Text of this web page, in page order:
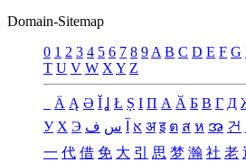
Domain-Sitemap
0 1 2 3 4 5 6 7 8 9 A B C D E F G
T U V W X Y Z
Ä Ą Ə Ǐ Ʝ Ł Ș Ι Π А Ӑ Б В Г Д
У Х Э א س ف अ इ ต ส ห အ 건
一 代 借 免 大 引 思 梦 瀚 社 老